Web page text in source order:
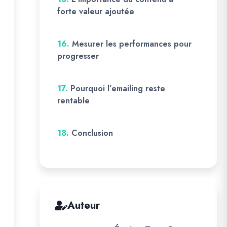
forte valeur ajoutée
16. Mesurer les performances pour
progresser
17. Pourquoi l’emailing reste
rentable
18. Conclusion
Auteur